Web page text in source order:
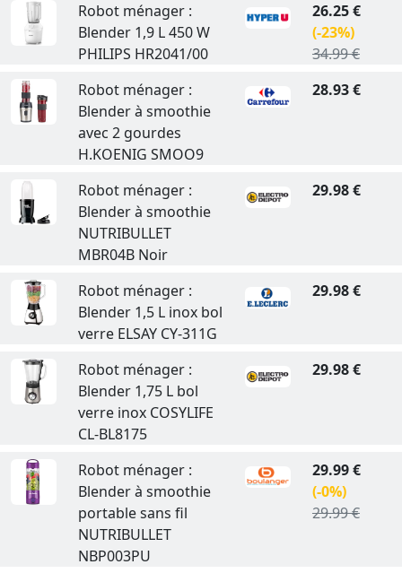
Robot ménager :
Blender 1,9 L 450 W
PHILIPS HR2041/00
26.25 €
(-23%)
34.99 €
Robot ménager :
Blender à smoothie
avec 2 gourdes
H.KOENIG SMOO9
28.93 €
Robot ménager :
Blender à smoothie
NUTRIBULLET
MBR04B Noir
29.98 €
Robot ménager :
Blender 1,5 L inox bol
verre ELSAY CY-311G
29.98 €
Robot ménager :
Blender 1,75 L bol
verre inox COSYLIFE
CL-BL8175
29.98 €
Robot ménager :
Blender à smoothie
portable sans fil
NUTRIBULLET
NBP003PU
29.99 €
(-0%)
29.99 €